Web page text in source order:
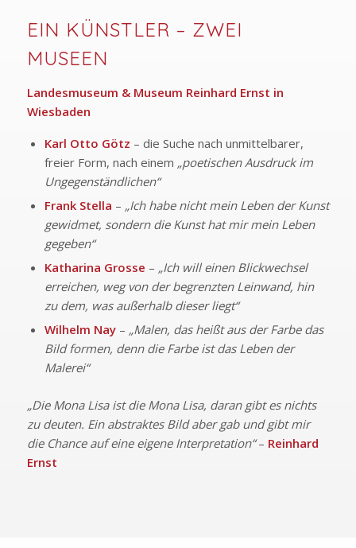
EIN KÜNSTLER – ZWEI
MUSEEN
Landesmuseum & Museum Reinhard Ernst in
Wiesbaden
Karl Otto Götz – die Suche nach unmittelbarer,
freier Form, nach einem „poetischen Ausdruck im
Ungegenständlichen“
Frank Stella – „Ich habe nicht mein Leben der Kunst
gewidmet, sondern die Kunst hat mir mein Leben
gegeben“
Katharina Grosse – „Ich will einen Blickwechsel
erreichen, weg von der begrenzten Leinwand, hin
zu dem, was außerhalb dieser liegt“
Wilhelm Nay– „Malen, das heißt aus der Farbe das
Bild formen, denn die Farbe ist das Leben der
Malerei“
„Die Mona Lisa ist die Mona Lisa, daran gibt es nichts
zu deuten. Ein abstraktes Bild aber gab und gibt mir
die Chance auf eine eigene Interpretation“– Reinhard
Ernst